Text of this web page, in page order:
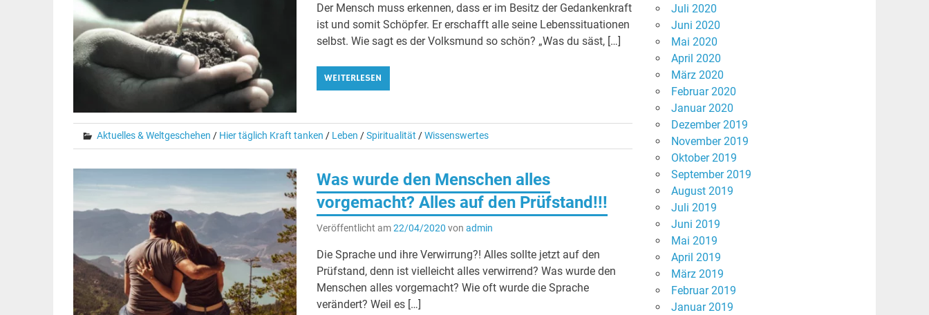
Der Mensch muss erkennen, dass er im Besitz der Gedankenkraft
ist und somit Schöpfer. Er erschafft alle seine Lebenssituationen
selbst. Wie sagt es der Volksmund so schön? „Was du säst, […]
WEITERLESEN
Aktuelles & Weltgeschehen / Hier täglich Kraft tanken / Leben /Spiritualität /Wissenswertes
Was wurde den Menschen alles
vorgemacht? Alles auf den Prüfstand!!!
Veröffentlicht am22/04/2020 vonadmin
Die Sprache und ihre Verwirrung?! Alles sollte jetzt auf den
Prüfstand, denn ist vielleicht alles verwirrend? Was wurde den
Menschen alles vorgemacht? Wie oft wurde die Sprache
verändert? Weil es […]
Juli 2020
Juni 2020
Mai 2020
April 2020
März 2020
Februar 2020
Januar 2020
Dezember 2019
November 2019
Oktober 2019
September 2019
August 2019
Juli 2019
Juni 2019
Mai 2019
April 2019
März 2019
Februar 2019
Januar 2019